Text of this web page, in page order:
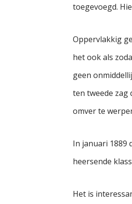
toegevoegd.
Oppervlakkig
het ook als
geen
ten tweede zag
omver te
In januari 1889
heersende
Het is